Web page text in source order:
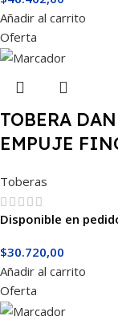
Añadir al carrito
Oferta
TOBERA
EMPUJE
Toberas
Disponible en
$30.720,00
Añadir al carrito
Oferta